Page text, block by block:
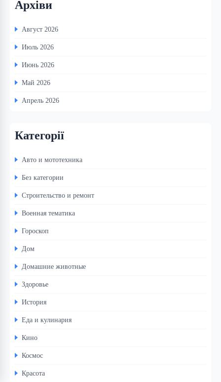
Архіви
Август 2026
Июль 2026
Июнь 2026
Май 2026
Апрель 2026
Категорії
Авто и мототехника
Без категории
Строительство и ремонт
Военная тематика
Гороскоп
Дом
Домашние животные
Здоровье
История
Еда и кулинария
Кино
Космос
Красота